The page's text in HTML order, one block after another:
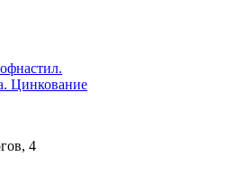
Цинкование
4